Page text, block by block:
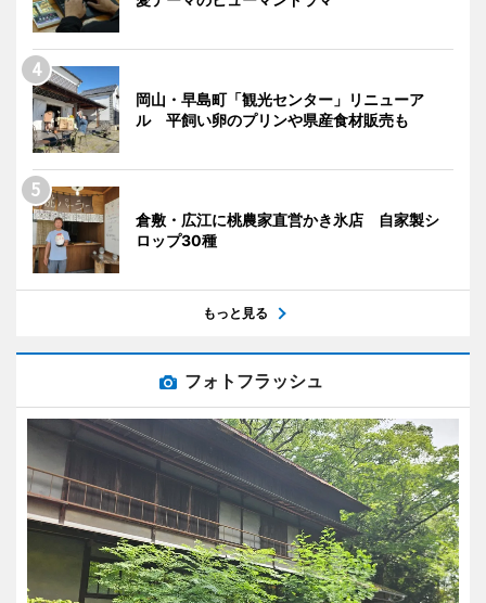
岡山・早島町「観光センター」リニューア
ル 平飼い卵のプリンや県産食材販売も
倉敷・広江に桃農家直営かき氷店 自家製シ
ロップ30種
もっと見る
フォトフラッシュ